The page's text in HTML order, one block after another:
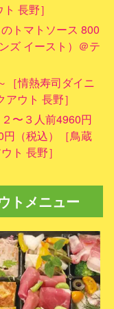
長野］
トマトソース 800
ズ イースト）＠テ
［情熱寿司ダイニ
ウト 長野］
〜３人前4960円
円（税込）［鳥蔵
ト 長野］
トメニュー